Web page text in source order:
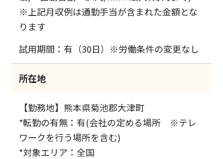
※上記月収例は通勤手当が含まれた金額とな
ります
試用期間：有（30日）※労働条件の変更なし
所在地
【勤務地】熊本県菊池郡大津町
*転勤の有無：有(会社の定める場所 ※テレ
ワークを行う場所を含む)
*対象エリア：全国